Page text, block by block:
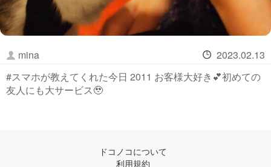
mina
2023.02.13
#スマホが教えてくれた今日 2011 お客様大好き💕初めての
友人にも大サービス🥹
ドコノコについて
利用規約